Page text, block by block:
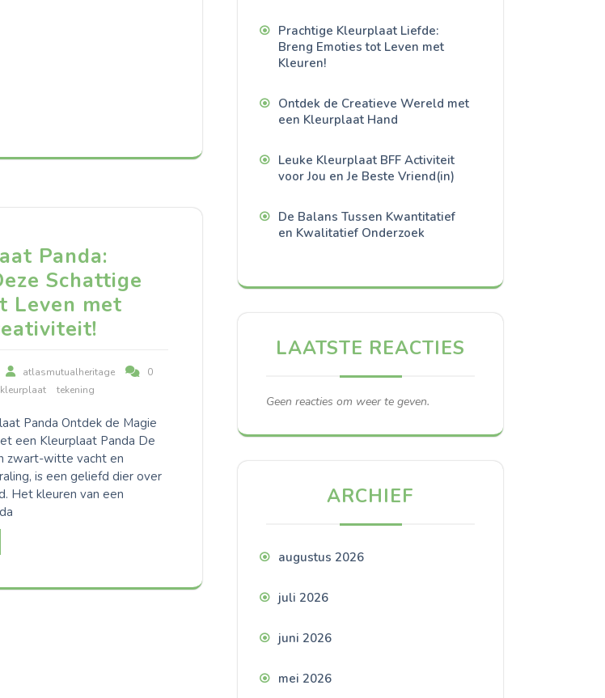
Panda:
Schattige
Leven met
atlasmutualheritage
0
kleurplaat tekening
Panda Ontdek de Magie
een Kleurplaat Panda De
zwart-witte vacht en
is een geliefd dier over
Het kleuren van een
Prachtige Kleurplaat Liefde:
Breng Emoties tot Leven met
Kleuren!
Ontdek de Creatieve Wereld met
een Kleurplaat Hand
Leuke Kleurplaat BFF Activiteit
voor Jou en Je Beste Vriend(in)
De Balans Tussen Kwantitatief
en Kwalitatief Onderzoek
LAATSTE REACTIES
Geen reacties om weer te geven.
ARCHIEF
augustus 2026
juli 2026
juni 2026
mei 2026